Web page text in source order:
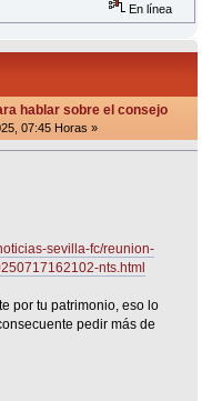
En línea
hablar sobre el consejo
07:45 Horas »
sevilla-fc/reunion-
nts.html
por tu patrimonio, eso lo
pedir más de